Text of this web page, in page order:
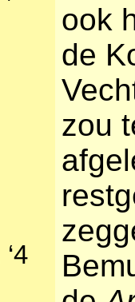
ook
de
zou